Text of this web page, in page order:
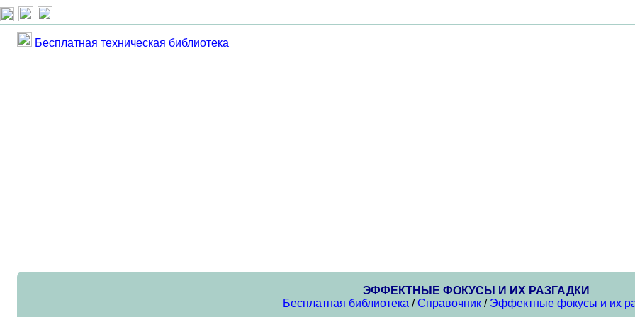
Бесплатная техническая библиотека
ЭФФЕКТНЫЕ ФОКУСЫ И ИХ РАЗГАДКИ
Бесплатная библиотека /Справочник/ Эффектные фокусы и их